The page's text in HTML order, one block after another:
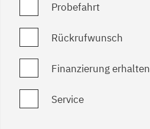
Probefahrt
Rückrufwunsch
Finanzierung erhalten
Service